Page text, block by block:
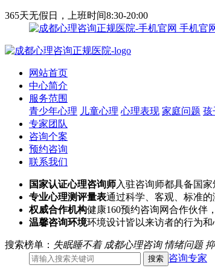
365天无假日，上班时间8:30-20:00
手机官
网站首页
中心简介
服务范围
青少年心理 儿童心理 心理表现 家庭问题 孩
专家团队
咨询个案
预约咨询
联系我们
国家认证心理咨询师入驻咨询师都具备国
专业心理测评量表通过科学、客观、标准
权威合作机构健康160预约咨询网合作伙伴
温馨咨询环境环境设计皆以来访者的行为
搜索榜单： 失眠睡不着 成都心理咨询 情绪问题
咨询专家